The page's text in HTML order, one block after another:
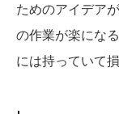
ためのアイデア
の作業が楽にな
には持っていて